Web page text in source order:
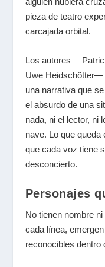
pieza de teatro
carcajada orbital.
Los autores
Uwe Heidschötter—
una narrativa que
el absurdo de una
nada, ni el lector, ni
nave. Lo que queda
que cada voz tiene
desconcierto.
Personajes
No tienen nombre
cada línea,
reconocibles dentro